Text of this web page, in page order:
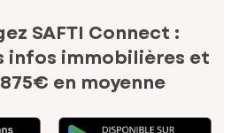
SAFTI Connect :
infos immobilières et
en moyenne